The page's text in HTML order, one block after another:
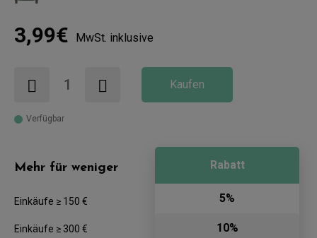
3,99€ MwSt. inklusive
Kaufen
Verfügbar
Mehr für weniger
Einkäufe ≥ 150 €
Einkäufe ≥ 300 €
Rabatt
5%
10%